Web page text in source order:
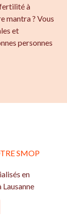
fertilité à
mantra ? Vous
et
personnes
SMOP
en